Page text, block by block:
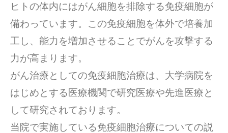
ヒトの体内にはがん細胞を排除する免疫細胞が
備わっています。この免疫細胞を体外で培養加
⼯し、能⼒を増加させることでがんを攻撃する
力が⾼まります。
がん治療としての免疫細胞治療は、⼤学病院を
はじめとする医療機関で研究医療や先進医療と
して研究されております。
当院で実施している免疫細胞治療についての説